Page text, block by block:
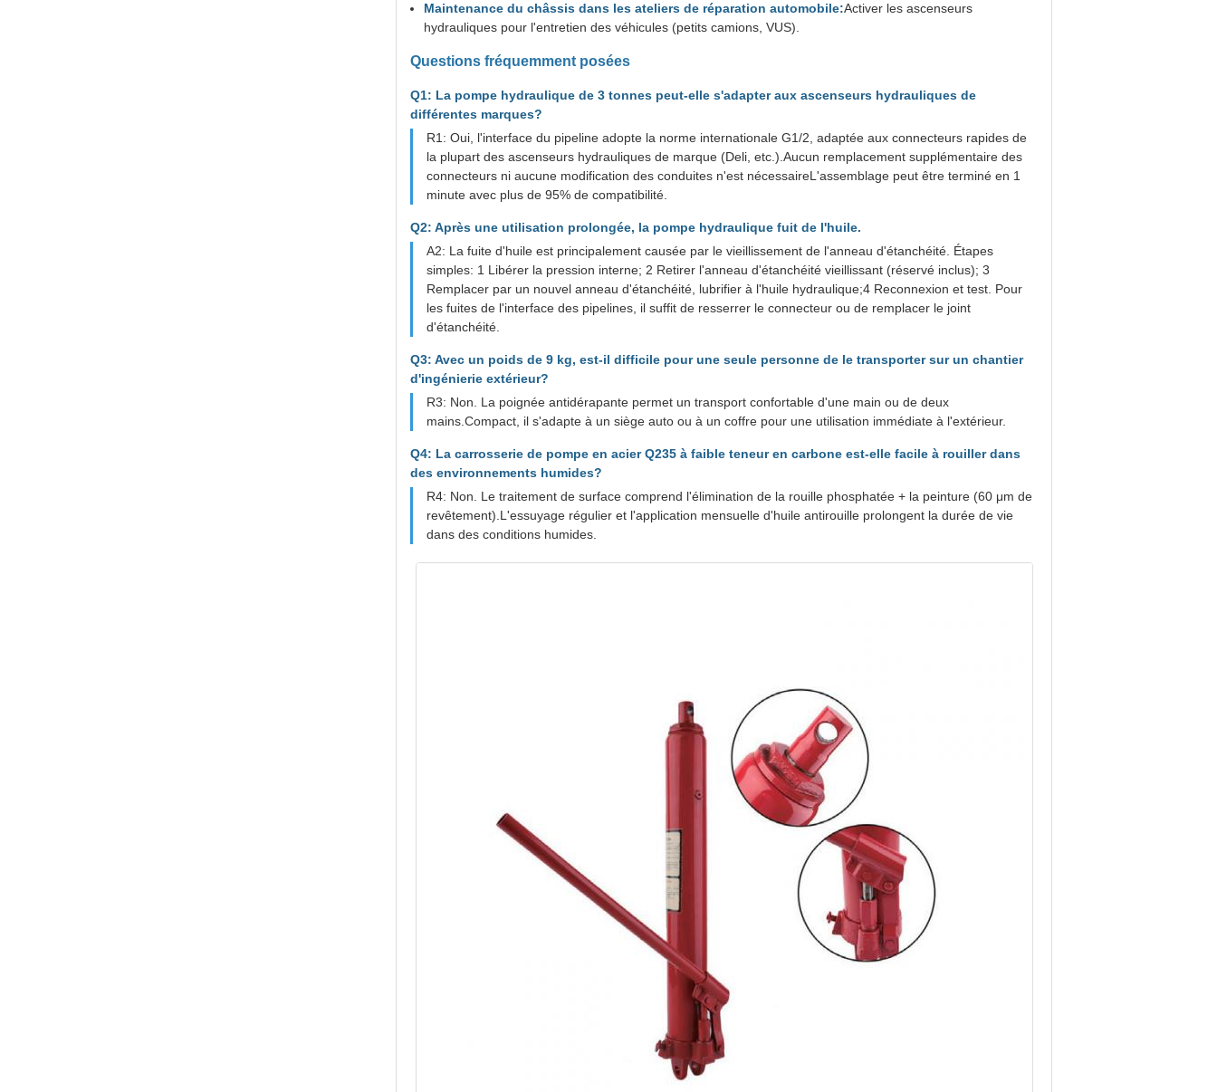
Maintenance du châssis dans les ateliers de réparation automobile:Activer les ascenseurs
hydrauliques pour l'entretien des véhicules (petits camions, VUS).
Questions fréquemment posées
Q1: La pompe hydraulique de 3 tonnes peut-elle s'adapter aux ascenseurs hydrauliques de
différentes marques?
R1: Oui, l'interface du pipeline adopte la norme internationale G1/2, adaptée aux connecteurs rapides de
la plupart des ascenseurs hydrauliques de marque (Deli, etc.).Aucun remplacement supplémentaire des
connecteurs ni aucune modification des conduites n'est nécessaireL'assemblage peut être terminé en 1
minute avec plus de 95% de compatibilité.
Q2: Après une utilisation prolongée, la pompe hydraulique fuit de l'huile.
A2: La fuite d'huile est principalement causée par le vieillissement de l'anneau d'étanchéité. Étapes
simples: 1 Libérer la pression interne; 2 Retirer l'anneau d'étanchéité vieillissant (réservé inclus); 3
Remplacer par un nouvel anneau d'étanchéité, lubrifier à l'huile hydraulique;4 Reconnexion et test. Pour
les fuites de l'interface des pipelines, il suffit de resserrer le connecteur ou de remplacer le joint
d'étanchéité.
Q3: Avec un poids de 9 kg, est-il difficile pour une seule personne de le transporter sur un chantier
d'ingénierie extérieur?
R3: Non. La poignée antidérapante permet un transport confortable d'une main ou de deux
mains.Compact, il s'adapte à un siège auto ou à un coffre pour une utilisation immédiate à l'extérieur.
Q4: La carrosserie de pompe en acier Q235 à faible teneur en carbone est-elle facile à rouiller dans
des environnements humides?
R4: Non. Le traitement de surface comprend l'élimination de la rouille phosphatée + la peinture (60 μm de
revêtement).L'essuyage régulier et l'application mensuelle d'huile antirouille prolongent la durée de vie
dans des conditions humides.